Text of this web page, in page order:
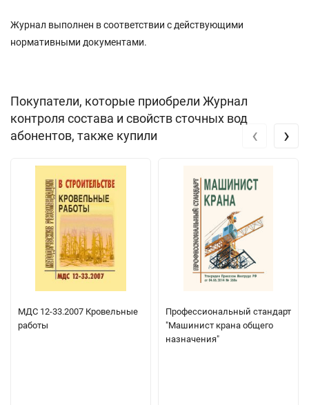
Журнал выполнен в соответствии с действующими
нормативными документами.
Покупатели, которые приобрели Журнал
контроля состава и свойств сточных вод
абонентов, также купили
МДС 12-33.2007 Кровельные
работы
Профессиональный стандарт
"Машинист крана общего
назначения"
‹ ›